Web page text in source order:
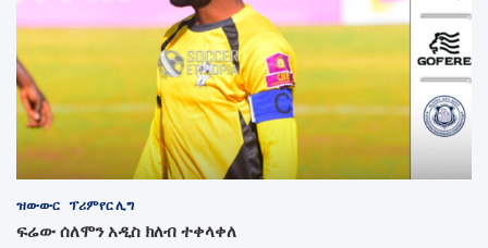
ዝውውር ፕሪምየር ሊግ
ፍሬው ሰለሞን አዲስ ክለብ ተቀላቀለ